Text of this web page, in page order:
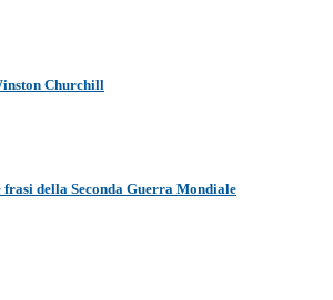
Churchill
frasi della Seconda Guerra Mondiale